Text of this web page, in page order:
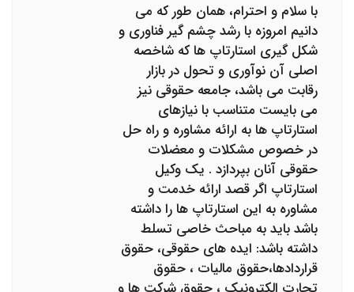
با سلام و احترام، همان طور که می
دانیم امروزه با رشد چشم گیر فناوری و
شکل گیری استارتاپ ها که شاخصه
اصلی آن نوآوری و تحول در بازار
رقابت می باشد، جامعه حقوقی نیز
می بایست متناسب با نیازهای
استارتاپ ها به ارائه مشاوره و راه حل
در خصوص مشکلات و معضلات
حقوقی آنان بپردازد . یک وکیل
استارتاپ اگر قصد ارائه خدمت و
مشاوره به این استارتاپ ها را داشته
باشد باید به مباحث خاصی تسلط
داشته باشد: ایده های حقوقی، حقوق
قراردادها،حقوق مالیات ، حقوق